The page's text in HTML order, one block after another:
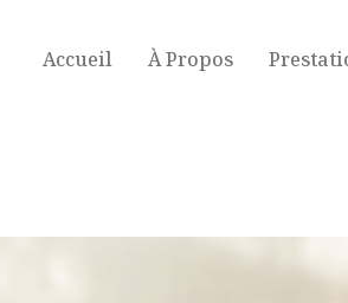
Accueil À Propos